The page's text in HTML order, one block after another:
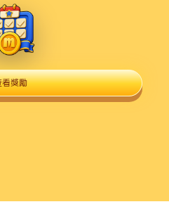
獎勵